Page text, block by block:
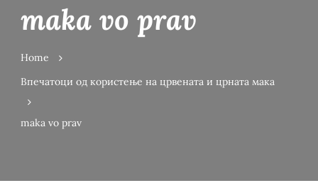
maka vo prav
Home
Впечатоци од користење на црвената и црната мака
maka vo prav